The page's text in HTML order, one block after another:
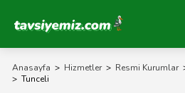
Tavsiyemiz Anasayfa
Anasayfa > Hizmetler > Resmi Kurumlar
> Tunceli